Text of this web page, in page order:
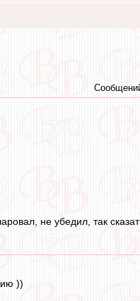
не убедил, так
))